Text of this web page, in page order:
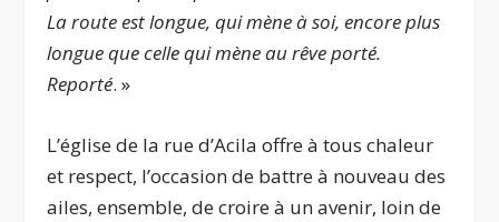
La route est longue, qui mène à soi, encore plus
longue que celle qui mène au rêve porté.
Reporté. »
L’église de la rue d’Acila offre à tous chaleur
et respect, l’occasion de battre à nouveau des
ailes, ensemble, de croire à un avenir, loin de